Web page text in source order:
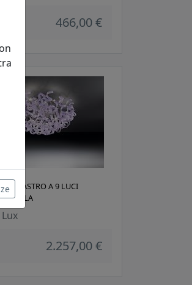
466,00 €
ASTRO A 9 LUCI
LILLA
2.257,00 €